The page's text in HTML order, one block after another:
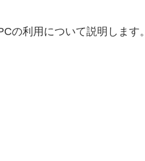
の利用について説明します。